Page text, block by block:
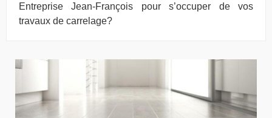
Entreprise Jean-François pour s’occuper de vos
travaux de carrelage?